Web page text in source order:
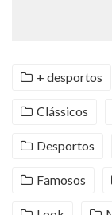
+ desportos
Clássicos
Desportos
Famosos